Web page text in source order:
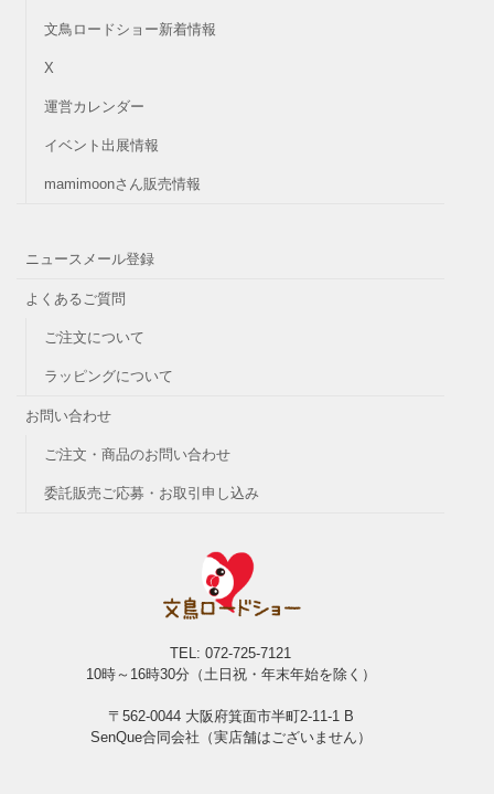
文鳥ロードショー新着情報
X
運営カレンダー
イベント出展情報
mamimoonさん販売情報
ニュースメール登録
よくあるご質問
ご注文について
ラッピングについて
お問い合わせ
ご注文・商品のお問い合わせ
委託販売ご応募・お取引申し込み
TEL: 072-725-7121
10時～16時30分（土日祝・年末年始を除く）
〒562-0044 大阪府箕面市半町2-11-1 B
SenQue合同会社（実店舗はございません）